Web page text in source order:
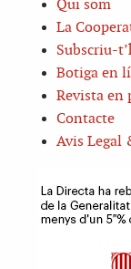
Qui som
La
Subscriu-
Botiga en
Revista en
Contacte
Avis Legal